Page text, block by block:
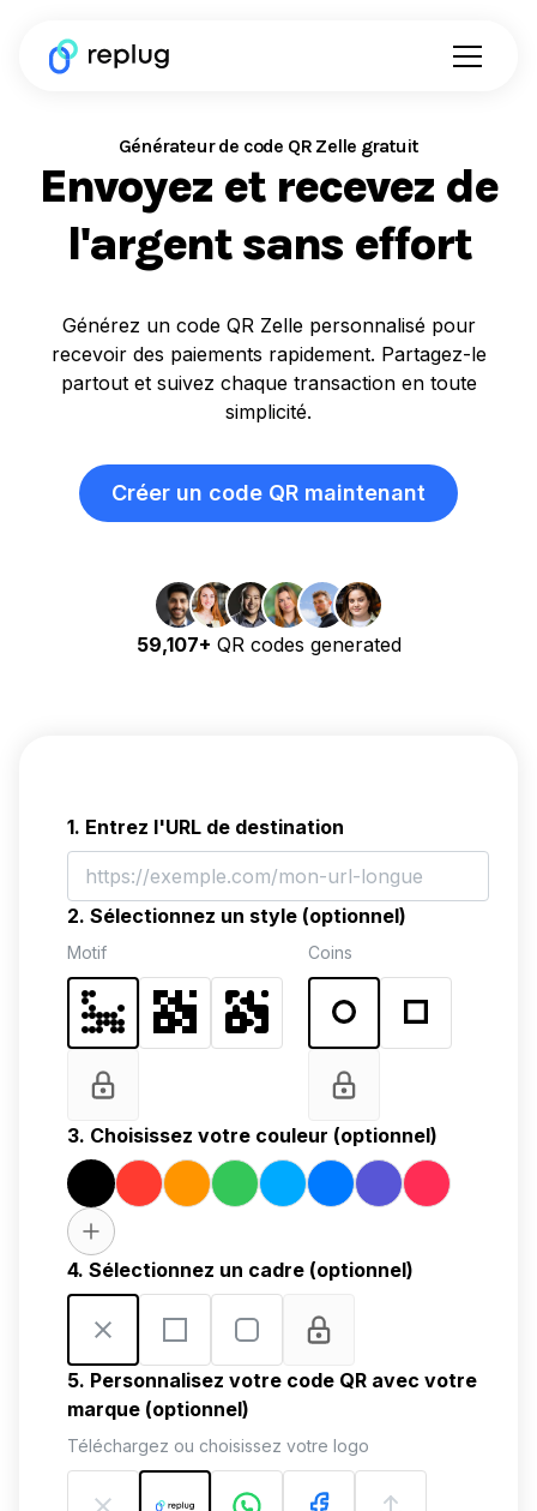
Générateur de code QR Zelle gratuit
Envoyez et recevez de
l'argent sans effort
Générez un code QR Zelle personnalisé pour
recevoir des paiements rapidement. Partagez-le
partout et suivez chaque transaction en toute
simplicité.
Créer un code QR maintenant
59,107+ QR codes generated
1. Entrez l'URL de destination
2. Sélectionnez un style (optionnel)
Motif Coins
3. Choisissez votre couleur (optionnel)
4. Sélectionnez un cadre (optionnel)
5. Personnalisez votre code QR avec votre
marque (optionnel)
Téléchargez ou choisissez votre logo